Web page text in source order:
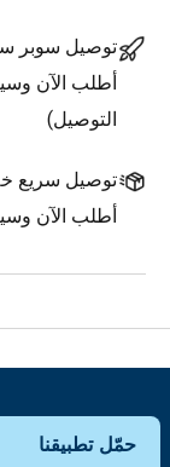
توصيل سوبر
أطلب الآن
التوصيل)
توصيل سريع خلال ٣
أطلب الآن وسيتم
حمّل تطبيقنا